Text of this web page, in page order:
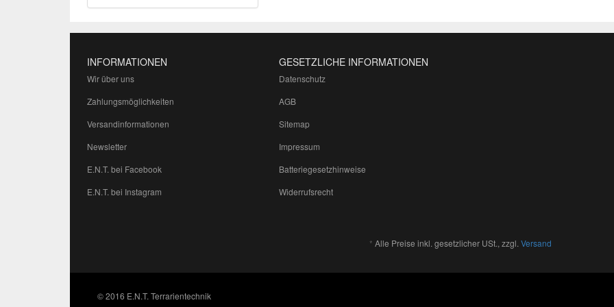
INFORMATIONEN
Wir über uns
Zahlungsmöglichkeiten
Versandinformationen
Newsletter
E.N.T. bei Facebook
E.N.T. bei Instagram
GESETZLICHE INFORMATIONEN
Datenschutz
AGB
Sitemap
Impressum
Batteriegesetzhinweise
Widerrufsrecht
* Alle Preise inkl. gesetzlicher USt., zzgl. Versand
© 2016 E.N.T. Terrarientechnik